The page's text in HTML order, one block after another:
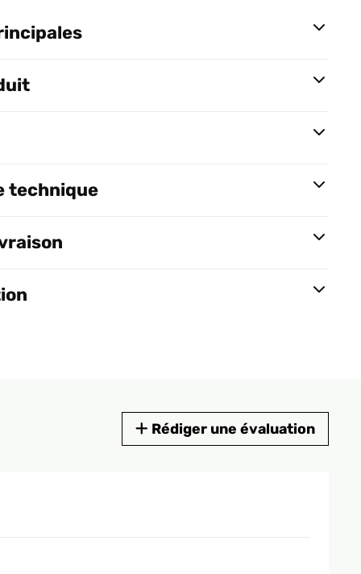
technique
Rédiger une évaluation